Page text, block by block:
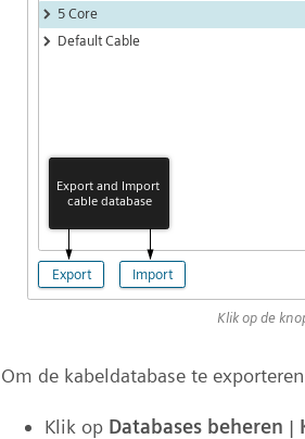
Klik op de
Om de kabeldatabase te
Klik op Databases beheren |